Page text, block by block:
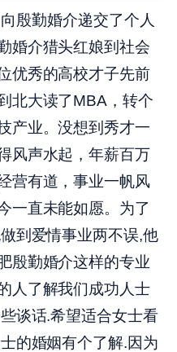
殷勤婚介递交了个人
婚介猎头红娘到社会
优秀的高校才子先前
北大读了MBA，转个
产业。没想到秀才一
风声水起，年薪百万
营有道，事业一帆风
一直未能如愿。为了
到爱情事业两不误,他
殷勤婚介这样的专业
人了解我们成功人士
谈话.希望适合女士看
的婚姻有个了解.因为